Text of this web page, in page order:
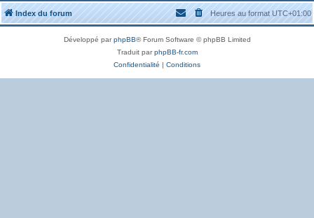
Index du forum Heures au formatUTC+01:00
Développé parphpBB® Forum Software © phpBB Limited
Traduit parphpBB-fr.com
Confidentialité | Conditions